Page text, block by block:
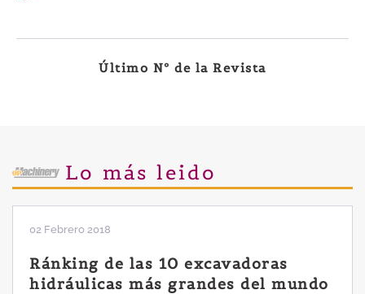
Último Nº de la Revista
Lo más leido
28 Enero 2019
Las ventajas de la excavadora
Yanmar B7 Sigma-6